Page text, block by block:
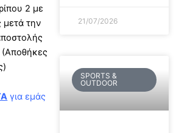
2 με
την
(Αποθήκες
για εμάς
21/07/2026
SPORTS &
OUTDOOR